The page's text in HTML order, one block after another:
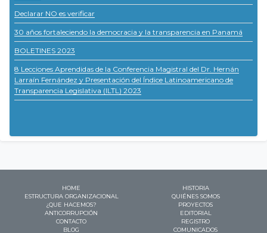
Declarar NO es verificar
30 años fortaleciendo la democracia y la transparencia en Panamá
BOLETINES 2023
8 Lecciones Aprendidas de la Conferencia Magistral del Dr. Hernán
Larraín Fernández y Presentación del Índice Latinoamericano de
Transparencia Legislativa (ILTL) 2023
HOME
HISTORIA
ESTRUCTURA ORGANIZACIONAL
QUIÉNES SOMOS
¿QUE HACEMOS?
PROYECTOS
ANTICORRUPCIÓN
EDITORIAL
CONTACTO
REGISTRO
BLOG
COMUNICADOS